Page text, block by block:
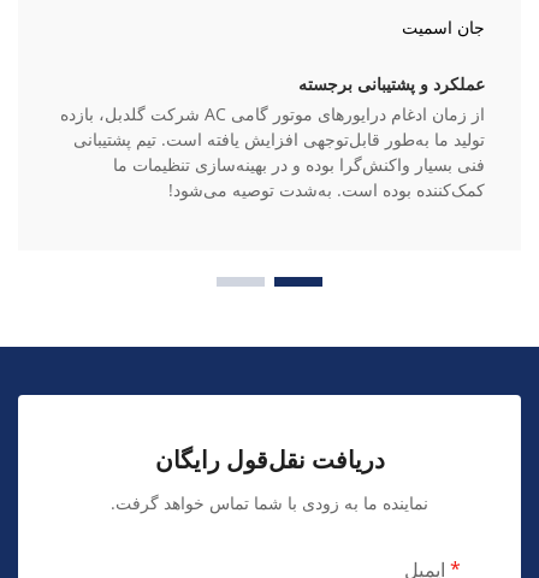
جان اسمیت
عملکرد و پشتیبانی برجسته
از زمان ادغام درایورهای موتور گامی AC شرکت گلدبل، بازده
تولید ما به‌طور قابل‌توجهی افزایش یافته است. تیم پشتیبانی
فنی بسیار واکنش‌گرا بوده و در بهینه‌سازی تنظیمات ما
کمک‌کننده بوده است. به‌شدت توصیه می‌شود!
دریافت نقل‌قول رایگان
نماینده ما به زودی با شما تماس خواهد گرفت.
ایمیل